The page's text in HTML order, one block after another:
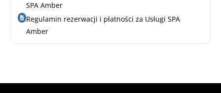
SPA Amber
Regulamin rezerwacji i płatności za Usługi SPA
Amber